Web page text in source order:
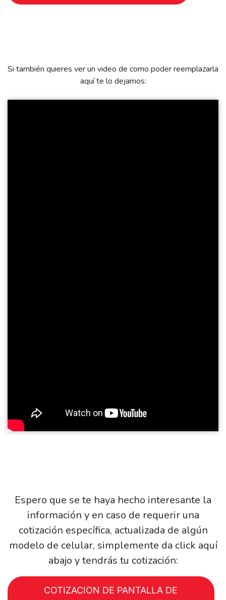
Si también quieres ver un video de como poder reemplazarla
aquí te lo dejamos:
Espero que se te haya hecho interesante la
información y en caso de requerir una
cotización específica, actualizada de algún
modelo de celular, simplemente da click aquí
abajo y tendrás tu cotización:
COTIZACION DE PANTALLA DE